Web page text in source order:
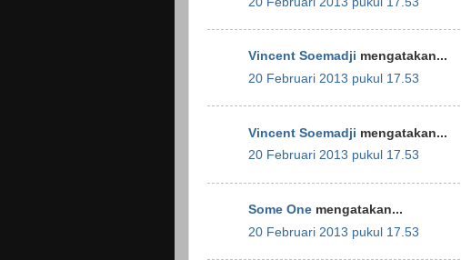
Vincent Soemadji mengatakan...
20 Februari 2013 pukul 17.53
Vincent Soemadji mengatakan...
20 Februari 2013 pukul 17.53
Some One mengatakan...
20 Februari 2013 pukul 17.53